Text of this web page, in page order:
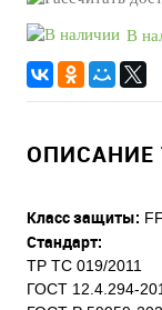
В
ОПИСАНИЕ
Класс защиты:
Стандарт:
ТР ТС 019/2011
ГОСТ 12.4.294-